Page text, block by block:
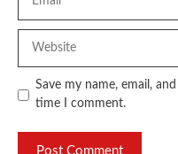
Save my name, email,
time I comment.